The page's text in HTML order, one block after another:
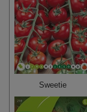
Sweetie